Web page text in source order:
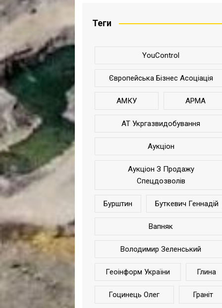
Теги
YouControl
Європейська Бізнес Асоціація
АМКУ АРМА
АТ Укргазвидобування
Аукціон
Аукціон З Продажу
Спецдозволів
Бурштин Буткевич Геннадій
Вапняк
Володимир Зеленський
Геоінформ України Глина
Гоцинець Олег Граніт